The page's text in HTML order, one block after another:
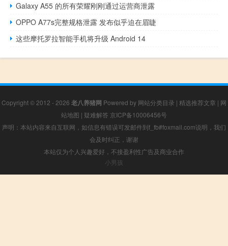
Galaxy A55 的所有荣耀刚刚通过运营商泄露
OPPO A77s完整规格泄露 发布似乎迫在眉睫
这些摩托罗拉智能手机将升级 Android 14
Copyright © 2012 - 2026 老八养猪网 Powered by 网站分类目录 | 精选推荐文章 | 网
站地图 | 疑难解答 京ICP备10006456号
声明：本站内容来自互联网，如信息有错误可发邮件到f_fb#foxmail.com说明，我们
会及时纠正，谢谢
本站仅为个人兴趣爱好，不接盈利性广告及商业合作
小男孩